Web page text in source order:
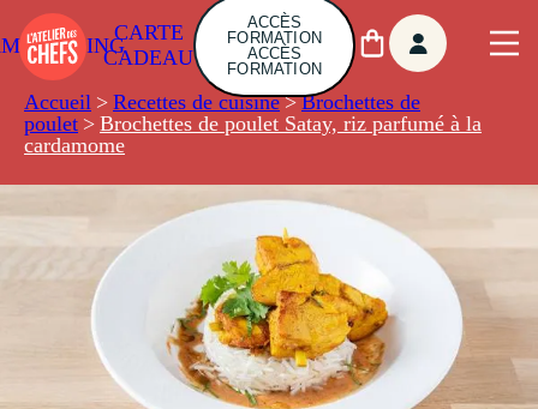
CARTE
CADEAU
ACCÈS
FORMATION
ACCÈS
FORMATION
Accueil > Recettes de cuisine > Brochettes de
poulet > Brochettes de poulet Satay, riz parfumé à la
cardamome